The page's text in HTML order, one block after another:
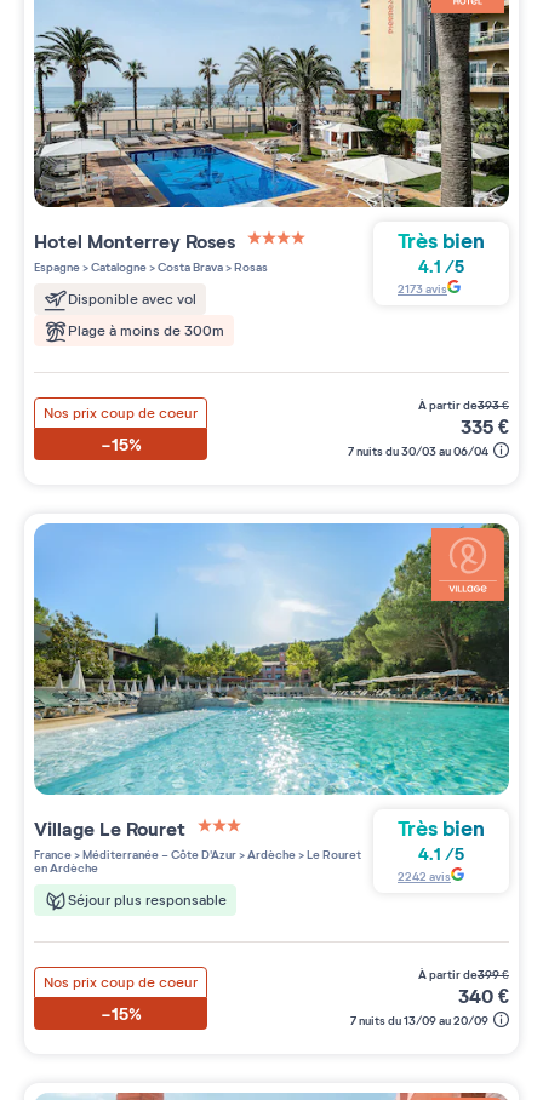
Hotel Monterrey Roses
4 étoiles sur 5
Espagne>Catalogne>Costa Brava>Rosas
Disponible avec vol
Plage à moins de 300m
Très bien
4.1 /5
2173avis
Nos prix coup de coeur
-15%
à partir de393€
335€
7 nuits du 30/03 au 06/04
Village Le Rouret
3 étoiles sur 5
France>Méditerranée - Côte D'Azur>Ardèche>Le Rouret
en Ardèche
Séjour plus responsable
Très bien
4.1 /5
2242 avis
Nos prix coup de coeur
-15%
à partir de399€
340€
7 nuits du 13/09 au 20/09